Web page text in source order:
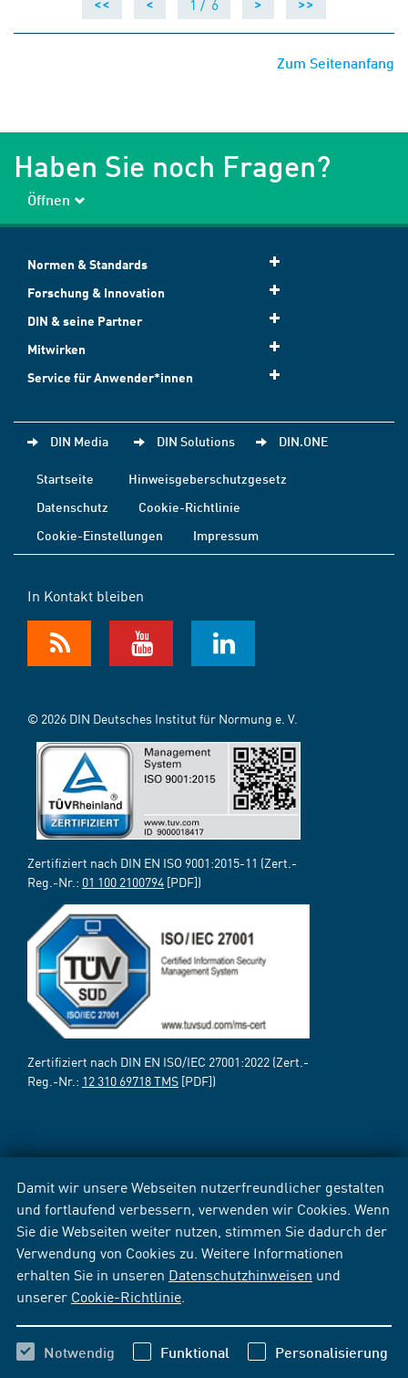
Damit wir unsere Webseiten nutzerfreundlicher gestalten
und fortlaufend verbessern, verwenden wir Cookies. Wenn
Sie die Webseiten weiter nutzen, stimmen Sie dadurch der
Verwendung von Cookies zu. Weitere Informationen
erhalten Sie in unseren Datenschutzhinweisen und
unserer Cookie-Richtlinie
Notwendig Funktional Personalisierung
Zum Seitenanfang
Haben Sie noch Fragen?
Öffnen
Normen & Standards
Forschung & Innovation
DIN & seine Partner
Mitwirken
Service für Anwender*innen
DIN Media DIN Solutions DIN.ONE
Startseite
Hinweisgeberschutzgesetz
Datenschutz
Cookie-Richtlinie
Cookie-Einstellungen
Impressum
In Kontakt bleiben
© 2026 DIN Deutsches Institut für Normung e. V.
Zertifiziert nach DIN EN ISO 9001:2015-11 (Zert.-
Reg.-Nr.: 01 100 2100794 [PDF])
Zertifiziert nach DIN EN ISO/IEC 27001:2022 (Zert.-
Reg.-Nr.: 12 310 69718 TMS [PDF])